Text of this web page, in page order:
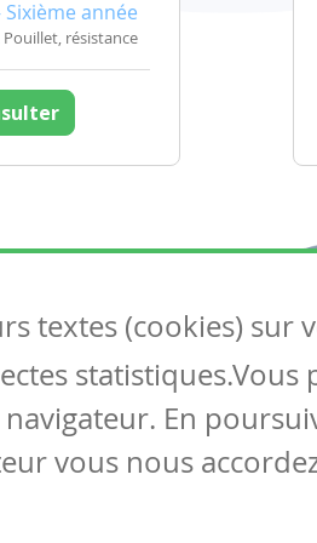
année
Pouillet, résistance
textes (cookies) sur
statistiques.Vous
navigateur. En
vous nous